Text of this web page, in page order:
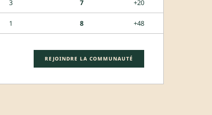
3 7 +20
1 8 +48
REJOINDRE LA COMMUNAUTÉ